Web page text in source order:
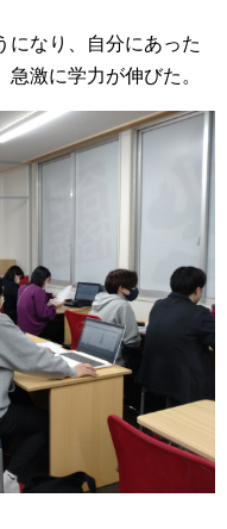
になり、自分にあった
激に学力が伸びた。